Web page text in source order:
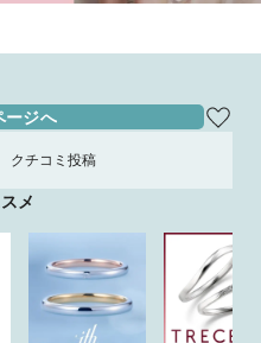
ージへ
クチコミ投稿
メ